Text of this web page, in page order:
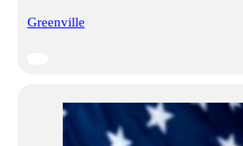
Greenville